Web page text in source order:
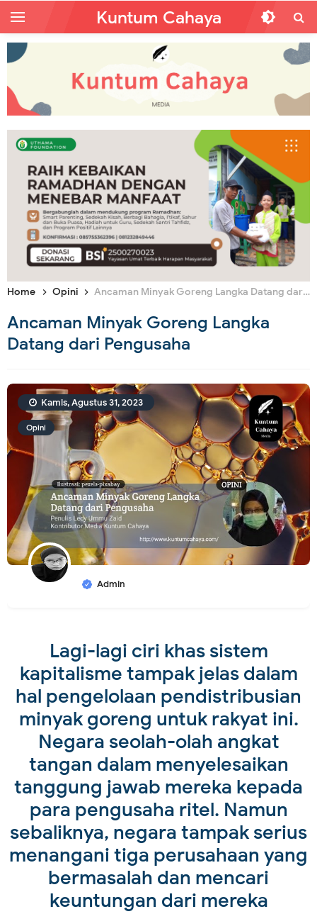
Kuntum Cahaya
Home Opini Ancaman Minyak Goreng Langka Datang dari Pengusaha
Ancaman Minyak Goreng Langka
Datang dari Pengusaha
Opini
Admin
Kamis, Agustus 31, 2023
Lagi-lagi ciri khas sistem
kapitalisme tampak jelas dalam
hal pengelolaan pendistribusian
minyak goreng untuk rakyat ini.
Negara seolah-olah angkat
tangan dalam menyelesaikan
tanggung jawab mereka kepada
para pengusaha ritel. Namun
sebaliknya, negara tampak serius
menangani tiga perusahaan yang
bermasalah dan mencari
keuntungan dari mereka